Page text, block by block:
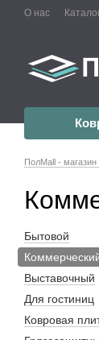
О нас
ПолMall -
Бытовой
Выставочный
Для гостиниц
Ковровая